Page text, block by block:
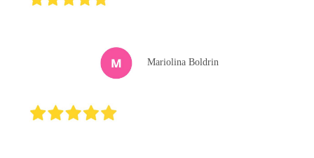
Mariolina Boldrin